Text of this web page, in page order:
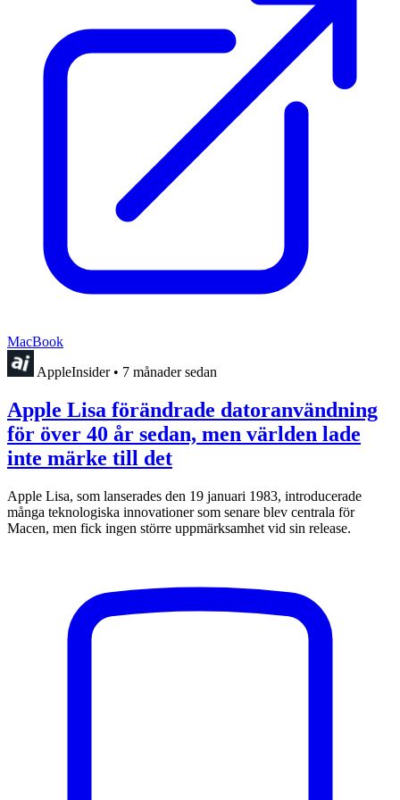
MacBook
AppleInsider • 7 månader sedan
Apple Lisa förändrade datoranvändning
för över 40 år sedan, men världen lade
inte märke till det
Apple Lisa, som lanserades den 19 januari 1983, introducerade
många teknologiska innovationer som senare blev centrala för
Macen, men fick ingen större uppmärksamhet vid sin release.